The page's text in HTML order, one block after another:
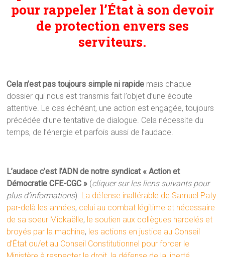
pour rappeler l’État à son devoir
de protection envers ses
serviteurs.
Cela n’est pas toujours simple ni rapide mais chaque
dossier qui nous est transmis fait l’objet d’une écoute
attentive. Le cas échéant, une action est engagée, toujours
précédée d’une tentative de dialogue. Cela nécessite du
temps, de l’énergie et parfois aussi de l’audace.
L’audace c’est l’ADN de notre syndicat « Action et
Démocratie CFE-CGC » (cliquer sur les liens suivants pour
plus d’informations). La défense inaltérable de Samuel Paty
par-delà les années, celui au combat légitime et nécessaire
de sa soeur Mickaëlle, le soutien aux collègues harcelés et
broyés par la machine, les actions en justice au Conseil
d’État ou/et au Conseil Constitutionnel pour forcer le